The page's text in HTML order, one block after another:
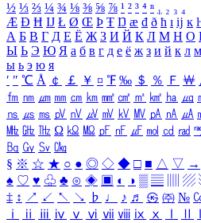
½ ⅓ ⅔ ¼ ¾ ⅛ ⅜ ⅝ ⅞ ¹ ² ³ ⁴ ⁿ ₁ ₂ ₃ ₄
Æ Ð Ħ Ĳ Ł Ø Œ Þ Ŧ Ŋ æ đ ð ħ ı ĳ ĸ ŀ
А Б В Г Д Е Ё Ж З И Й К Л М Н О
Ы Ь Э Ю Я а б в г д е ё ж з и й к л м
ы ь э ю я
′ ″ ℃ Å ￠ ￡ ￥ ¤ ℉ ‰ ＄ ％ Ｆ ￦
㎙ ㎚ ㎛ ㎜ ㎝ ㎞ ㎟ ㎠ ㎡ ㎢ ㏊ ㎍
㎱ ㎲ ㎳ ㎴ ㎵ ㎶ ㎷ ㎸ ㎹ ㎀ ㎁ ㎂
㎒ ㎓ ㎔ Ω ㏀ ㏁ ㎊ ㎋ ㎌ ㏖ ㏅ ㎭
㏃ ㏉ ㏜ ㏆
§ ※ ☆ ★ ○ ● ◎ ◇ ◆ □ ■ △ ▽ →
♠ ♡ ♥ ♧ ♣ ⊙ ◈ ▣ ◐ ◑ ▒ ▤ ▨
‡ ↕ ↗ ↙ ↖ ↘ ♭ ♩ ♪ ♬ ㉿ ㈜ №
ⅰ
ⅱ ⅲ ⅳ ⅴ ⅵ ⅶ ⅷ ⅸ ⅹ